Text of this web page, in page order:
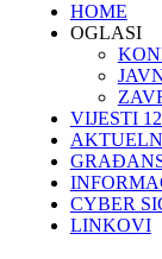
HOME
OGLASI
VIJESTI
CYBER
LINKOVI